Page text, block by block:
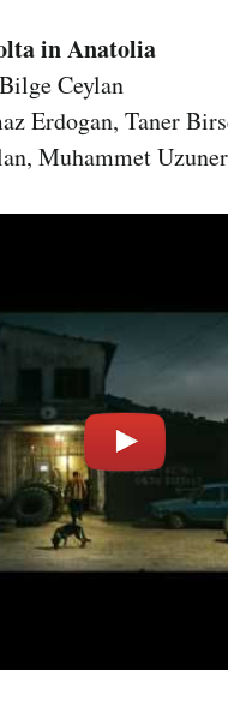
in Anatolia
Ceylan
Erdogan, Taner
Muhammet